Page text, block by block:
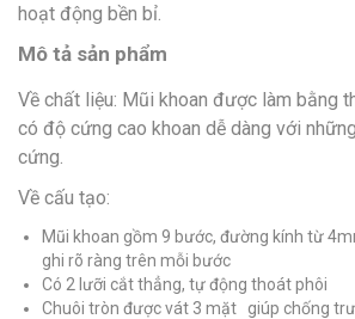
hoạt động bền bỉ.
Mô tả sản phẩm
Về chất liệu: Mũi khoan được làm bằng
có độ cứng cao khoan dễ dàng với
cứng.
Về cấu tạo:
Mũi khoan gồm 9 bước, đường kính từ
ghi rõ ràng trên mỗi bước
Có 2 lưỡi cắt thẳng, tự động thoát phôi
Chuôi tròn được vát 3 mặt giúp chống